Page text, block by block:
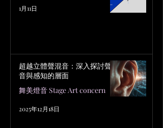
1月11日
超越立體聲混音：深入探討聲
音與感知的層面
舞美燈音 Stage Art concern
2025年12月18日